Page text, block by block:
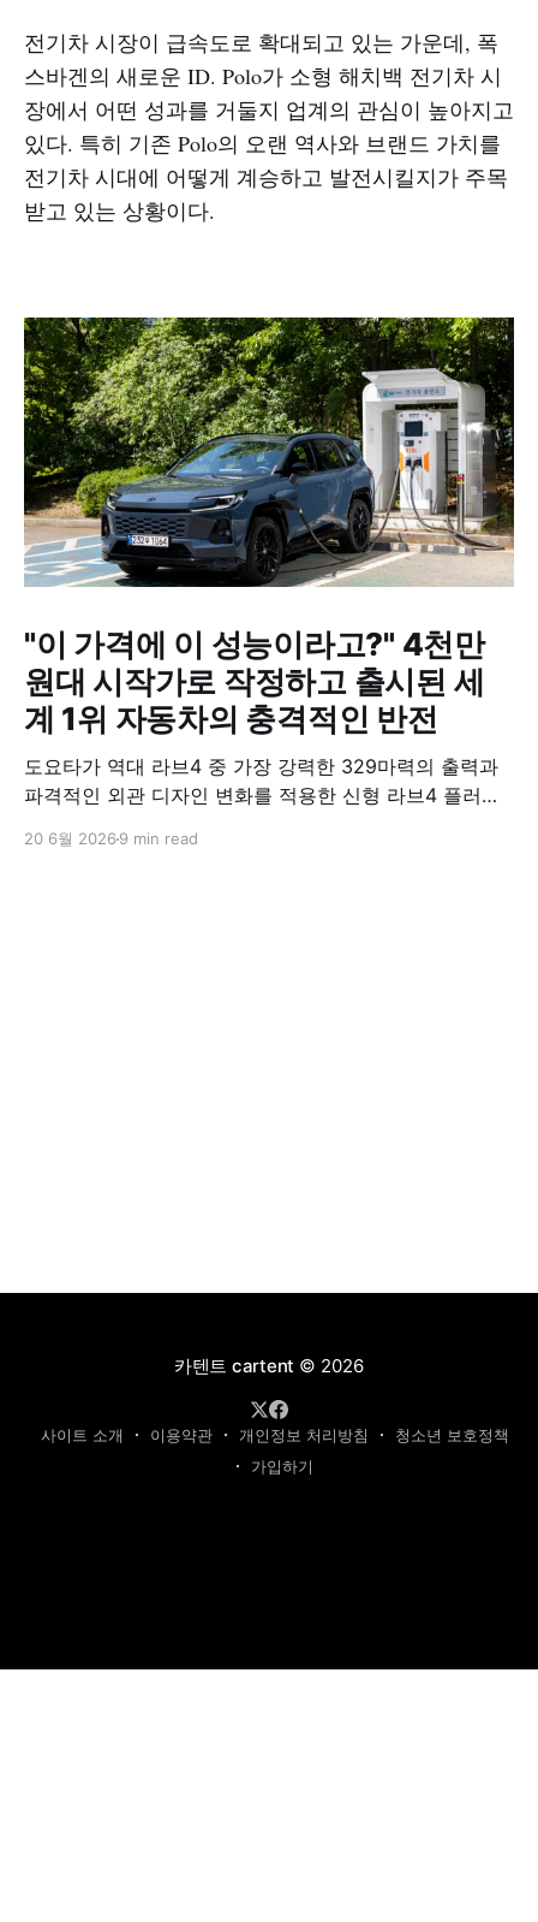
전기차 시장이 급속도로 확대되고 있는 가운데, 폭
스바겐의 새로운 ID. Polo가 소형 해치백 전기차 시
장에서 어떤 성과를 거둘지 업계의 관심이 높아지고
있다. 특히 기존 Polo의 오랜 역사와 브랜드 가치를
전기차 시대에 어떻게 계승하고 발전시킬지가 주목
받고 있는 상황이다.
"이 가격에 이 성능이라고?" 4천만
원대 시작가로 작정하고 출시된 세
계 1위 자동차의 충격적인 반전
도요타가 역대 라브4 중 가장 강력한 329마력의 출력과
파격적인 외관 디자인 변화를 적용한 신형 라브4 플러그
충전이 가능하고 전기 모드로만 70km 이상 주행할 수 있
20 6월 2026 9 min read
카텐트 cartent © 2026
사이트 소개 이용약관 개인정보 처리방침
청소년 보호정책
가입하기